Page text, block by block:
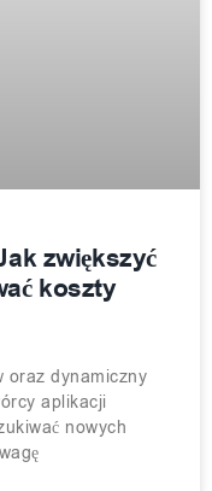
zwiększyć
koszty
oraz dynamiczny
aplikacji
nowych